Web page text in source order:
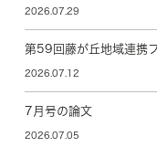
2026.07.29
第59回藤が丘地域連携
2026.07.12
7月号の論文
2026.07.05